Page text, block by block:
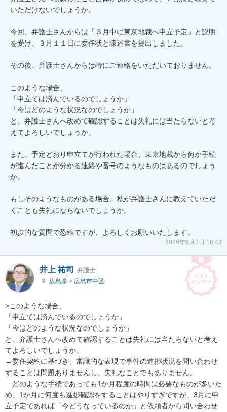
いただけないでしょうか。
今回、弁護士さんからは「３月中に東京地裁へ申立予定」と説明
を受け、３月１１日に委任状と陳述書を提出しました。
その後、弁護士さんからは特にご連絡をいただいておりません。
このような場合、
「申立ては済んでいるのでしょうか」
「今はどのような状況なのでしょうか」
と、弁護士さんへ改めて確認することは失礼には当たらないと考
えてよろしいでしょうか。
また、予定どおり申立てが行われた場合、東京地裁から何か手続
が進んだことが分かる連絡や番号のようなものはあるのでしょう
か。
もしそのようなものがある場合、私が弁護士さんに教えていただ
くことも失礼にならないでしょうか。
初歩的な質問で恐縮ですが、よろしくお願いいたします。
2026年6月7日 16:43
井上 祐司
弁護士
広島県 > 広島市中区
>このような場合、
「申立ては済んでいるのでしょうか」
「今はどのような状況なのでしょうか」
と、弁護士さんへ改めて確認することは失礼には当たらないと考え
てよろしいでしょうか。
→委任契約に基づき、常識的な表現で事件の進捗状況を問い合わせ
することは問題ありませんし、失礼なことでもありません。
どのような手続であっても1か月程度の時間は必要なものが多いた
め、1か月に何度も進捗確認をすることはやりすぎですが、3月に申
立予定であれば「今どうなっているのか」と依頼者から問い合わせ